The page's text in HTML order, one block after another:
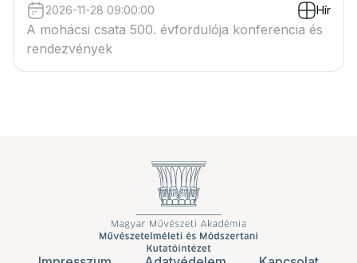
2026-11-28 09:00:00 Hír
A mohácsi csata 500. évfordulója konferencia és
rendezvények